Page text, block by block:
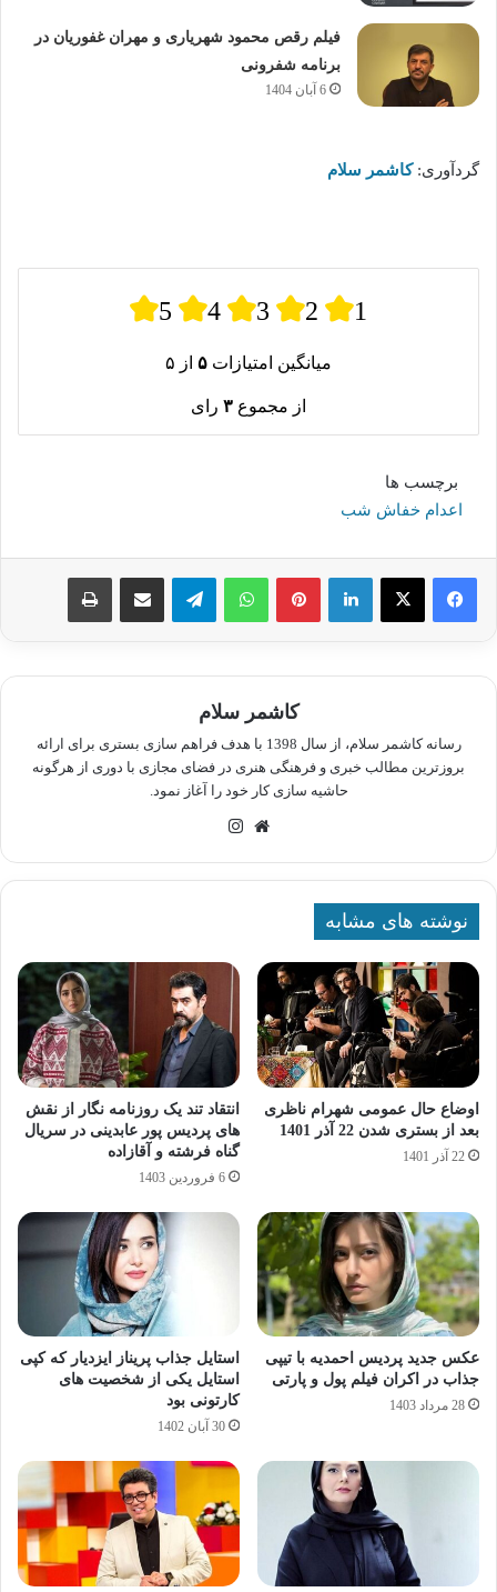
فیلم رقص محمود شهریاری و مهران غفوریان در
برنامه شفرونی
6 آبان 1404
گردآوری:کاشمر سلام
5 4 3 2 1
میانگین امتیازات ۵ از ۵
از مجموع ۳ رای
برچسب ها
اعدام خفاش شب
لینکدین پینترستواتس آپ تلگرام اشتراک گذاری از طریق ایمیل چاپ
کاشمر سلام
رسانه کاشمر سلام، از سال 1398 با هدف فراهم سازی بستری برای ارائه
بروزترین مطالب خبری و فرهنگی هنری در فضای مجازی با دوری از هرگونه
حاشیه سازی کار خود را آغاز نمود.
وبسایت
نوشته های مشابه
اوضاع حال عمومی شهرام ناظری
بعد از بستری شدن 22 آذر 1401
22 آذر 1401
انتقاد تند یک روزنامه نگار از نقش
های پردیس پور عابدینی در سریال
گناه فرشته و آقازاده
6 فروردین 1403
عکس جدید پردیس احمدیه با تیپی
جذاب در اکران فیلم پول و پارتی
28 مرداد 1403
استایل جذاب پریناز ایزدیار که کپی
استایل یکی از شخصیت های
کارتونی بود
30 آبان 1402